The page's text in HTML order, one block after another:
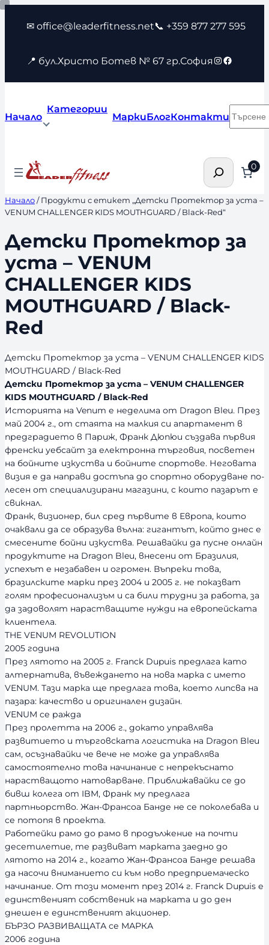
Към
съдържанието
✉ office@leaderfitness.net📞 +359 877 277 595
📍 бул.Христо Ботев № 67 гр.София Instagram
Facebook
Начало
Категории
МаркиБлогКонтакти
Търсене 0
Начало/ Продукти с етикет „Детски Протектор за уста –
VENUM CHALLENGER KIDS MOUTHGUARD / Black-Red“
Детски Протектор за
уста – VENUM
CHALLENGER KIDS
MOUTHGUARD / Black-
Red
Детски Протектор за уста – VENUM CHALLENGER KIDS
MOUTHGUARD / Black-Red
Детски Протектор за уста – VENUM CHALLENGER
KIDS MOUTHGUARD / Black-Red
Историята на Venum е неделима от Dragon Bleu. През
май 2004 г., от стаята на малкия си апартамент в
предградието в Париж, Франк Дюпюи създава първия
френски уебсайт за електронна търговия, посветен
на бойните изкуства и бойните спортове. Неговата
визия е да направи достъпа до спортно оборудване по-
лесен от специализирани магазини, с които пазарът е
свикнал.
Франк, визионер, бил сред първите в Европа, които
очаквали да се образува вълна: гигантът, който днес е
смесените бойни изкуства. Решавайки да пусне онлайн
продуктите на Dragon Bleu, внесени от Бразилия,
успехът е незабавен и огромен. Въпреки това,
бразилските марки през 2004 и 2005 г. не показват
голям професионализъм и са били трудни за работа, за
да задоволят нарастващите нужди на европейската
клиентела.
THE VENUM REVOLUTION
2005 година
През лятото на 2005 г. Franck Dupuis предлага като
алтернатива, въвеждането на нова марка с името
VENUM. Тази марка ще предлага това, което липсва на
пазара: качество и оригинален дизайн.
VENUM се ражда
През пролетта на 2006 г., докато управлява
развитието и търговската логистика на Dragon Bleu
сам, осъзнавайки че вече не може да управлява
самостоятелно това начинание с непрекъснато
нарастващото натоварване. Приближавайки се до
бивш колега от IBM, Франк му предлага
партньорство. Жан-Франсоа Банде не се поколебава и
се потопя в проекта.
Работейки рамо до рамо в продължение на почти
десетилетие, те развиват марката заедно до
лятото на 2014 г., когато Жан-Франсоа Банде решава
да насочи вниманието си към ново предприемаческо
начинание. От този момент през 2014 г. Franck Dupuis е
единственият собственик на марката и до ден
днешен е единственият акционер.
БЪРЗО РАЗВИВАЩАТА се МАРКА
2006 година